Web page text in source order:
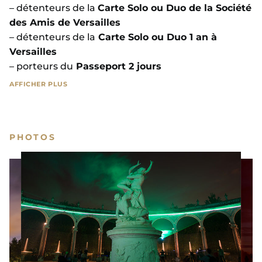
– détenteurs de la Carte Solo ou Duo de la Société
des Amis de Versailles
– détenteurs de la Carte Solo ou Duo 1 an à
Versailles
– porteurs du Passeport 2 jours
AFFICHER PLUS
PHOTOS